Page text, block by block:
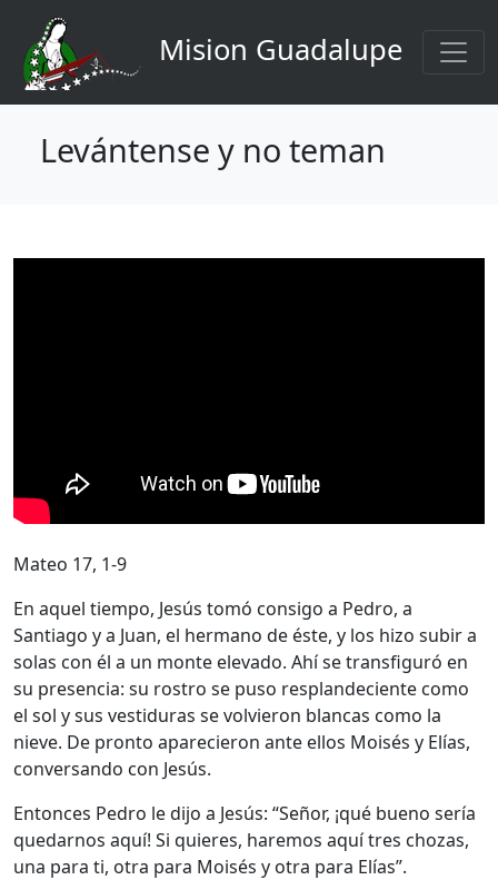
Aller au contenu principal
Navigation principale
Mision Guadalupe
Levántense y no teman
Mateo 17, 1-9
En aquel tiempo, Jesús tomó consigo a Pedro, a
Santiago y a Juan, el hermano de éste, y los hizo subir a
solas con él a un monte elevado. Ahí se transfiguró en
su presencia: su rostro se puso resplandeciente como
el sol y sus vestiduras se volvieron blancas como la
nieve. De pronto aparecieron ante ellos Moisés y Elías,
conversando con Jesús.
Entonces Pedro le dijo a Jesús: “Señor, ¡qué bueno sería
quedarnos aquí! Si quieres, haremos aquí tres chozas,
una para ti, otra para Moisés y otra para Elías”.